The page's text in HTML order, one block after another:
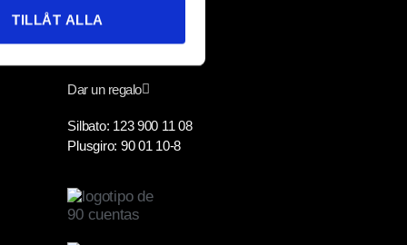
TILLÅT ALLA
Dar un regalo
Silbato: 123 900 11 08
Plusgiro: 90 01 10-8